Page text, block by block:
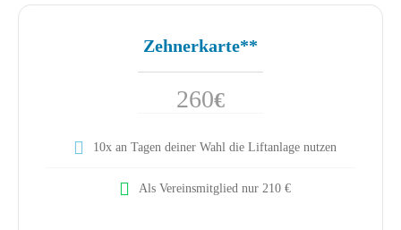
Zehnerkarte**
260€
10x an Tagen deiner Wahl die Liftanlage nutzen
Als Vereinsmitglied nur 210 €